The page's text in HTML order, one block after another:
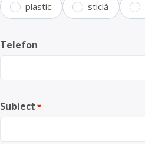
plastic sticlă
Telefon
Subiect *